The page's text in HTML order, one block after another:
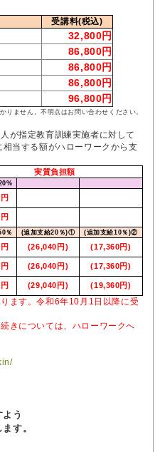
受講料(税込)
32,800円
86,800円
86,800円
86,800円
96,800円
りません。不明点はお問い合わせください。
が指定教育訓練実施者に対して
相当する額がハローワークから支
実質負担額
％ (追加支給20％)① (追加支給10％)②
(26,040円) (17,360円)
(26,040円) (17,360円)
(29,040円) (19,360円)
ます。令和6年10月1日以降に受
きについては、ハローワークへ
う
す。